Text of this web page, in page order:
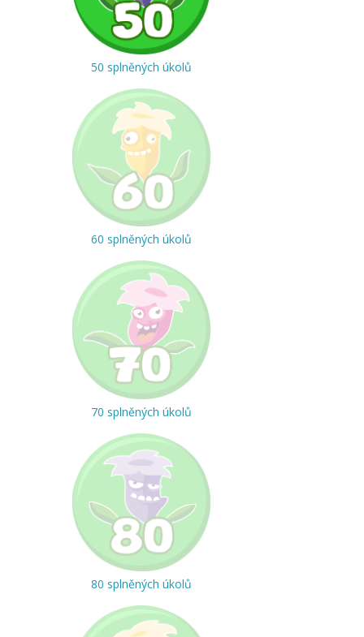
50 splněných úkolů
60 splněných úkolů
70 splněných úkolů
80 splněných úkolů